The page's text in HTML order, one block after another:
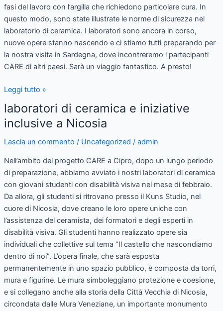
fasi del lavoro con l’argilla che richiedono particolare cura. In
questo modo, sono state illustrate le norme di sicurezza nel
laboratorio di ceramica. I laboratori sono ancora in corso,
nuove opere stanno nascendo e ci stiamo tutti preparando per
la nostra visita in Sardegna, dove incontreremo i partecipanti
CARE di altri paesi. Sarà un viaggio fantastico. A presto!
Leggi tutto »
laboratori di ceramica e iniziative
inclusive a Nicosia
Lascia un commento / Uncategorized / admin
Nell’ambito del progetto CARE a Cipro, dopo un lungo periodo
di preparazione, abbiamo avviato i nostri laboratori di ceramica
con giovani studenti con disabilità visiva nel mese di febbraio.
Da allora, gli studenti si ritrovano presso il Kuns Studio, nel
cuore di Nicosia, dove creano le loro opere uniche con
l’assistenza del ceramista, dei formatori e degli esperti in
disabilità visiva. Gli studenti hanno realizzato opere sia
individuali che collettive sul tema “Il castello che nascondiamo
dentro di noi”. L’opera finale, che sarà esposta
permanentemente in uno spazio pubblico, è composta da torri,
mura e figurine. Le mura simboleggiano protezione e coesione,
e si collegano anche alla storia della Città Vecchia di Nicosia,
circondata dalle Mura Veneziane, un importante monumento
laboratori
di
ceramica
e
inclusive
a
Nicosia